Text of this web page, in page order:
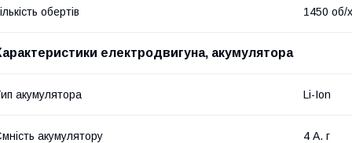
обертів 1450 об/
електродвигуна, акумулятора
акумулятора Li-Ion
акумулятору 4 А. г